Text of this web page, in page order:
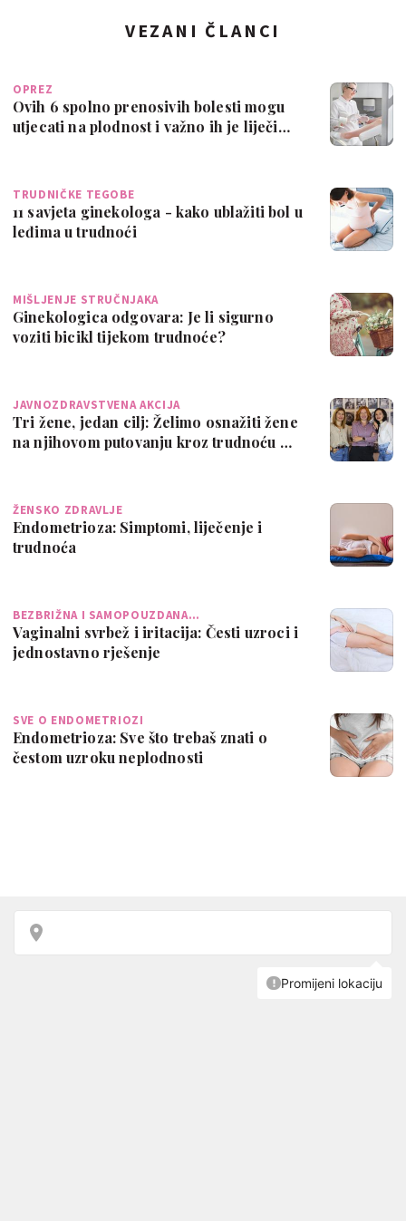
VEZANI ČLANCI
OPREZ
Ovih 6 spolno prenosivih bolesti mogu
utjecati na plodnost i važno ih je liječi…
TRUDNIČKE TEGOBE
11 savjeta ginekologa - kako ublažiti bol u
leđima u trudnoći
MIŠLJENJE STRUČNJAKA
Ginekologica odgovara: Je li sigurno
voziti bicikl tijekom trudnoće?
JAVNOZDRAVSTVENA AKCIJA
Tri žene, jedan cilj: Želimo osnažiti žene
na njihovom putovanju kroz trudnoću …
ŽENSKO ZDRAVLJE
Endometrioza: Simptomi, liječenje i
trudnoća
BEZBRIŽNA I SAMOPOUZDANA…
Vaginalni svrbež i iritacija: Česti uzroci i
jednostavno rješenje
SVE O ENDOMETRIOZI
Endometrioza: Sve što trebaš znati o
čestom uzroku neplodnosti